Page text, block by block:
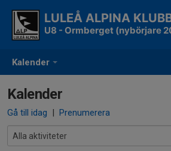
Kalender
LULEÅ ALPINA
U8 - Ormberget (nybörjare
Kalender
Gå till idag | Prenumerera